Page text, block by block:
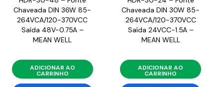
Chaveada DIN 36W 85-
264VCA/120-370VCC
Saída 48V-0.75A –
MEAN WELL
ADICIONAR AO
CARRINHO
Chaveada DIN 30W 85-
264VCA/120-370VCC
Saída 24VCC-1.5A –
MEAN WELL
ADICIONAR AO
CARRINHO